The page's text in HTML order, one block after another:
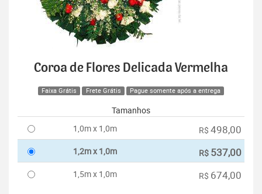
Coroa de Flores Delicada Vermelha
Faixa Grátis Frete Grátis Pague somente após a entrega
Tamanhos
1,0m x 1,0m
R$ 498,00
1,2m x 1,0m R$ 537,00
1,5m x 1,0m R$ 674,00